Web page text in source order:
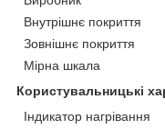
Внутрішнє покриття
Зовнішнє покриття
Мірна шкала
Користувальницькі
Індикатор нагрівання